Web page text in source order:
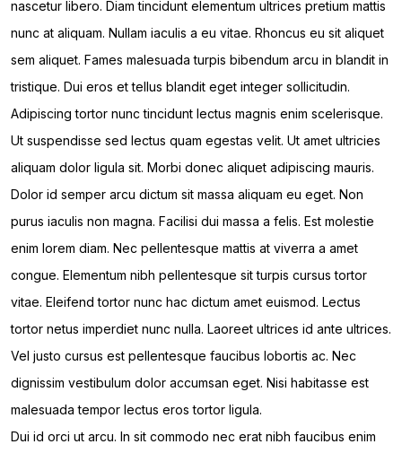
nascetur libero. Diam tincidunt elementum ultrices pretium mattis
nunc at aliquam. Nullam iaculis a eu vitae. Rhoncus eu sit aliquet
sem aliquet. Fames malesuada turpis bibendum arcu in blandit in
tristique. Dui eros et tellus blandit eget integer sollicitudin.
Adipiscing tortor nunc tincidunt lectus magnis enim scelerisque.
Ut suspendisse sed lectus quam egestas velit. Ut amet ultricies
aliquam dolor ligula sit. Morbi donec aliquet adipiscing mauris.
Dolor id semper arcu dictum sit massa aliquam eu eget. Non
purus iaculis non magna. Facilisi dui massa a felis. Est molestie
enim lorem diam. Nec pellentesque mattis at viverra a amet
congue. Elementum nibh pellentesque sit turpis cursus tortor
vitae. Eleifend tortor nunc hac dictum amet euismod. Lectus
tortor netus imperdiet nunc nulla. Laoreet ultrices id ante ultrices.
Vel justo cursus est pellentesque faucibus lobortis ac. Nec
dignissim vestibulum dolor accumsan eget. Nisi habitasse est
malesuada tempor lectus eros tortor ligula.
Dui id orci ut arcu. In sit commodo nec erat nibh faucibus enim